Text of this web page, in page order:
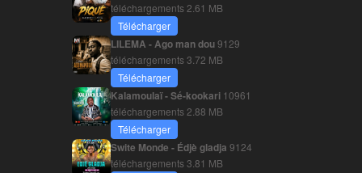
téléchargements 2.61 MB
Télécharger
LILEMA - Ago man dou9129
téléchargements3.72 MB
Télécharger
Kalamoulaï - Sé-kookari 10961
téléchargements 2.88 MB
Télécharger
Swite Monde - Édjè gladja 9124
téléchargements3.81 MB